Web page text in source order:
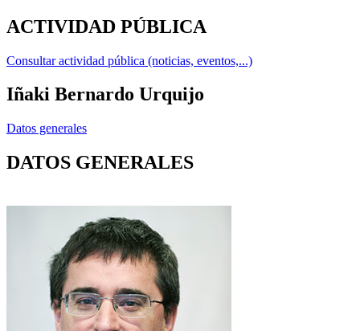
ACTIVIDAD PÚBLICA
Consultar actividad pública (noticias, eventos,...)
Iñaki Bernardo Urquijo
Datos generales
DATOS GENERALES